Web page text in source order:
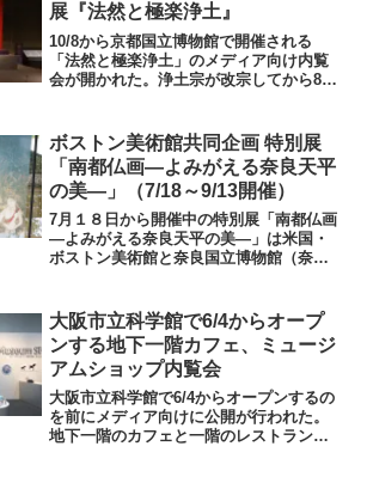
展『法然と極楽浄土』
10/8から京都国立博物館で開催される
「法然と極楽浄土」のメディア向け内覧
会が開かれた。浄土宗が改宗してから850
伝』(ほうねんしょうにんえでん)など国
宝、重要文化...
ボストン美術館共同企画 特別展
「南都仏画―よみがえる奈良天平
の美―」（7/18～9/13開催）
7月１８日から開催中の特別展「南都仏画
―よみがえる奈良天平の美―」は米国・
ボストン美術館と奈良国立博物館（奈良
る南都ゆかりの仏画13件が一挙に里帰り
し、奈良国立博物館...
大阪市立科学館で6/4からオープ
ンする地下一階カフェ、ミュージ
アムショップ内覧会
大阪市立科学館で6/4からオープンするの
を前にメディア向けに公開が行われた。
地下一階のカフェと一階のレストランが